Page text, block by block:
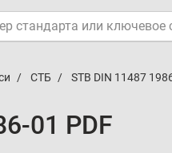
СТБ STB DIN 11487
01 PDF